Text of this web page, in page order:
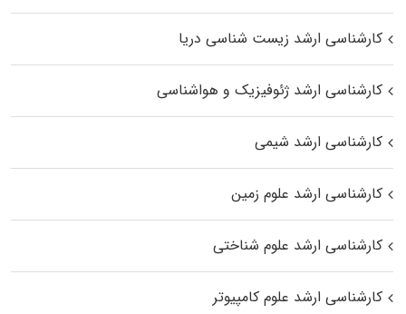
کارشناسی ارشد زیست‌ شناسی دریا
کارشناسی ارشد ژئوفیزیک و هواشناسی
کارشناسی ارشد شیمی
کارشناسی ارشد علوم زمین
کارشناسی ارشد علوم شناختی
کارشناسی ارشد علوم کامپیوتر